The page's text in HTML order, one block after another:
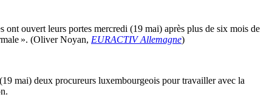
ouvert leurs portes mercredi (19 mai) après plus de six mois de
». (Oliver Noyan, EURACTIV Allemagne)
mai) deux procureurs luxembourgeois pour travailler avec la